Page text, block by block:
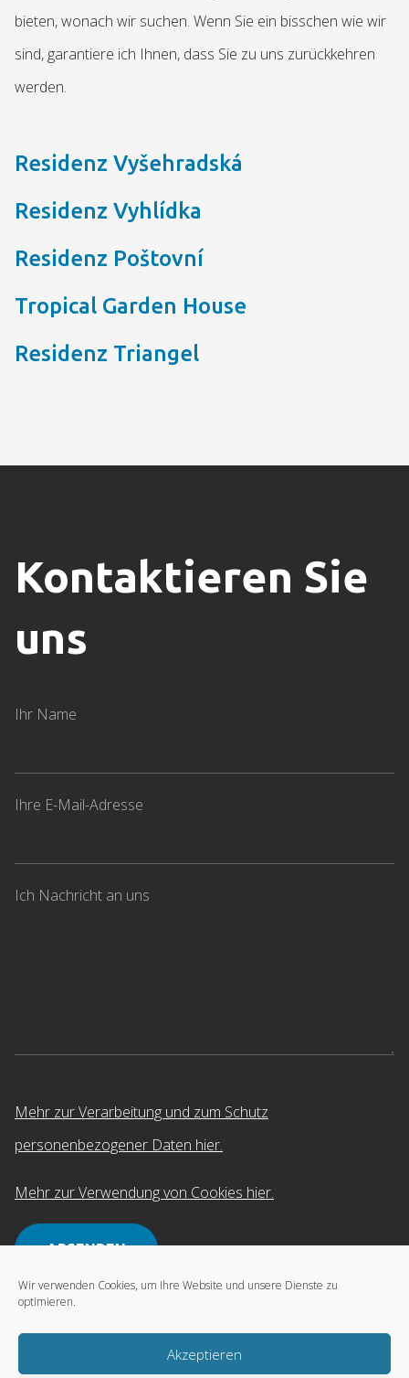
Wir verwenden Cookies, um Ihre Website und unsere Dienste zu
optimieren.
Akzeptieren
bieten, wonach wir suchen. Wenn Sie ein bisschen wie wir
sind, garantiere ich Ihnen, dass Sie zu uns zurückkehren
werden.
Residenz Vyšehradská
Residenz Vyhlídka
Residenz Poštovní
Tropical Garden House
Residenz Triangel
Kontaktieren Sie
uns
Ihr Name
Ihre E-Mail-Adresse
Ich Nachricht an uns
Mehr zur Verarbeitung und zum Schutz
personenbezogener Daten hier.
Mehr zur Verwendung von Cookies hier.
Alternative: